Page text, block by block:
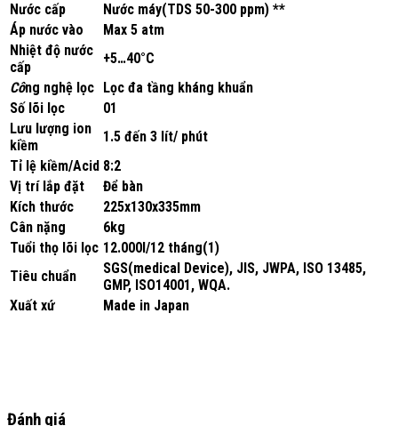
Nước cấp
Nước máy(TDS 50-300 ppm) **
Áp nước vào
Max 5 atm
Nhiệt độ nước
cấp
+5…40°С
Công nghệ lọc Lọc đa tầng kháng khuẩn
Số lõi lọc
01
Lưu lượng ion
kiềm
1.5 đến 3 lít/ phút
Tỉ lệ kiềm/Acid 8:2
Vị trí lắp đặt
Để bàn
Kích thước
225x130x335mm
Cân nặng
6kg
Tuổi thọ lõi lọc 12.000l/12 tháng(1)
Tiêu chuẩn
SGS(medical Device), JIS, JWPA, ISO 13485,
GMP, ISO14001, WQA.
Xuất xứ
Made in Japan
Đánh giá